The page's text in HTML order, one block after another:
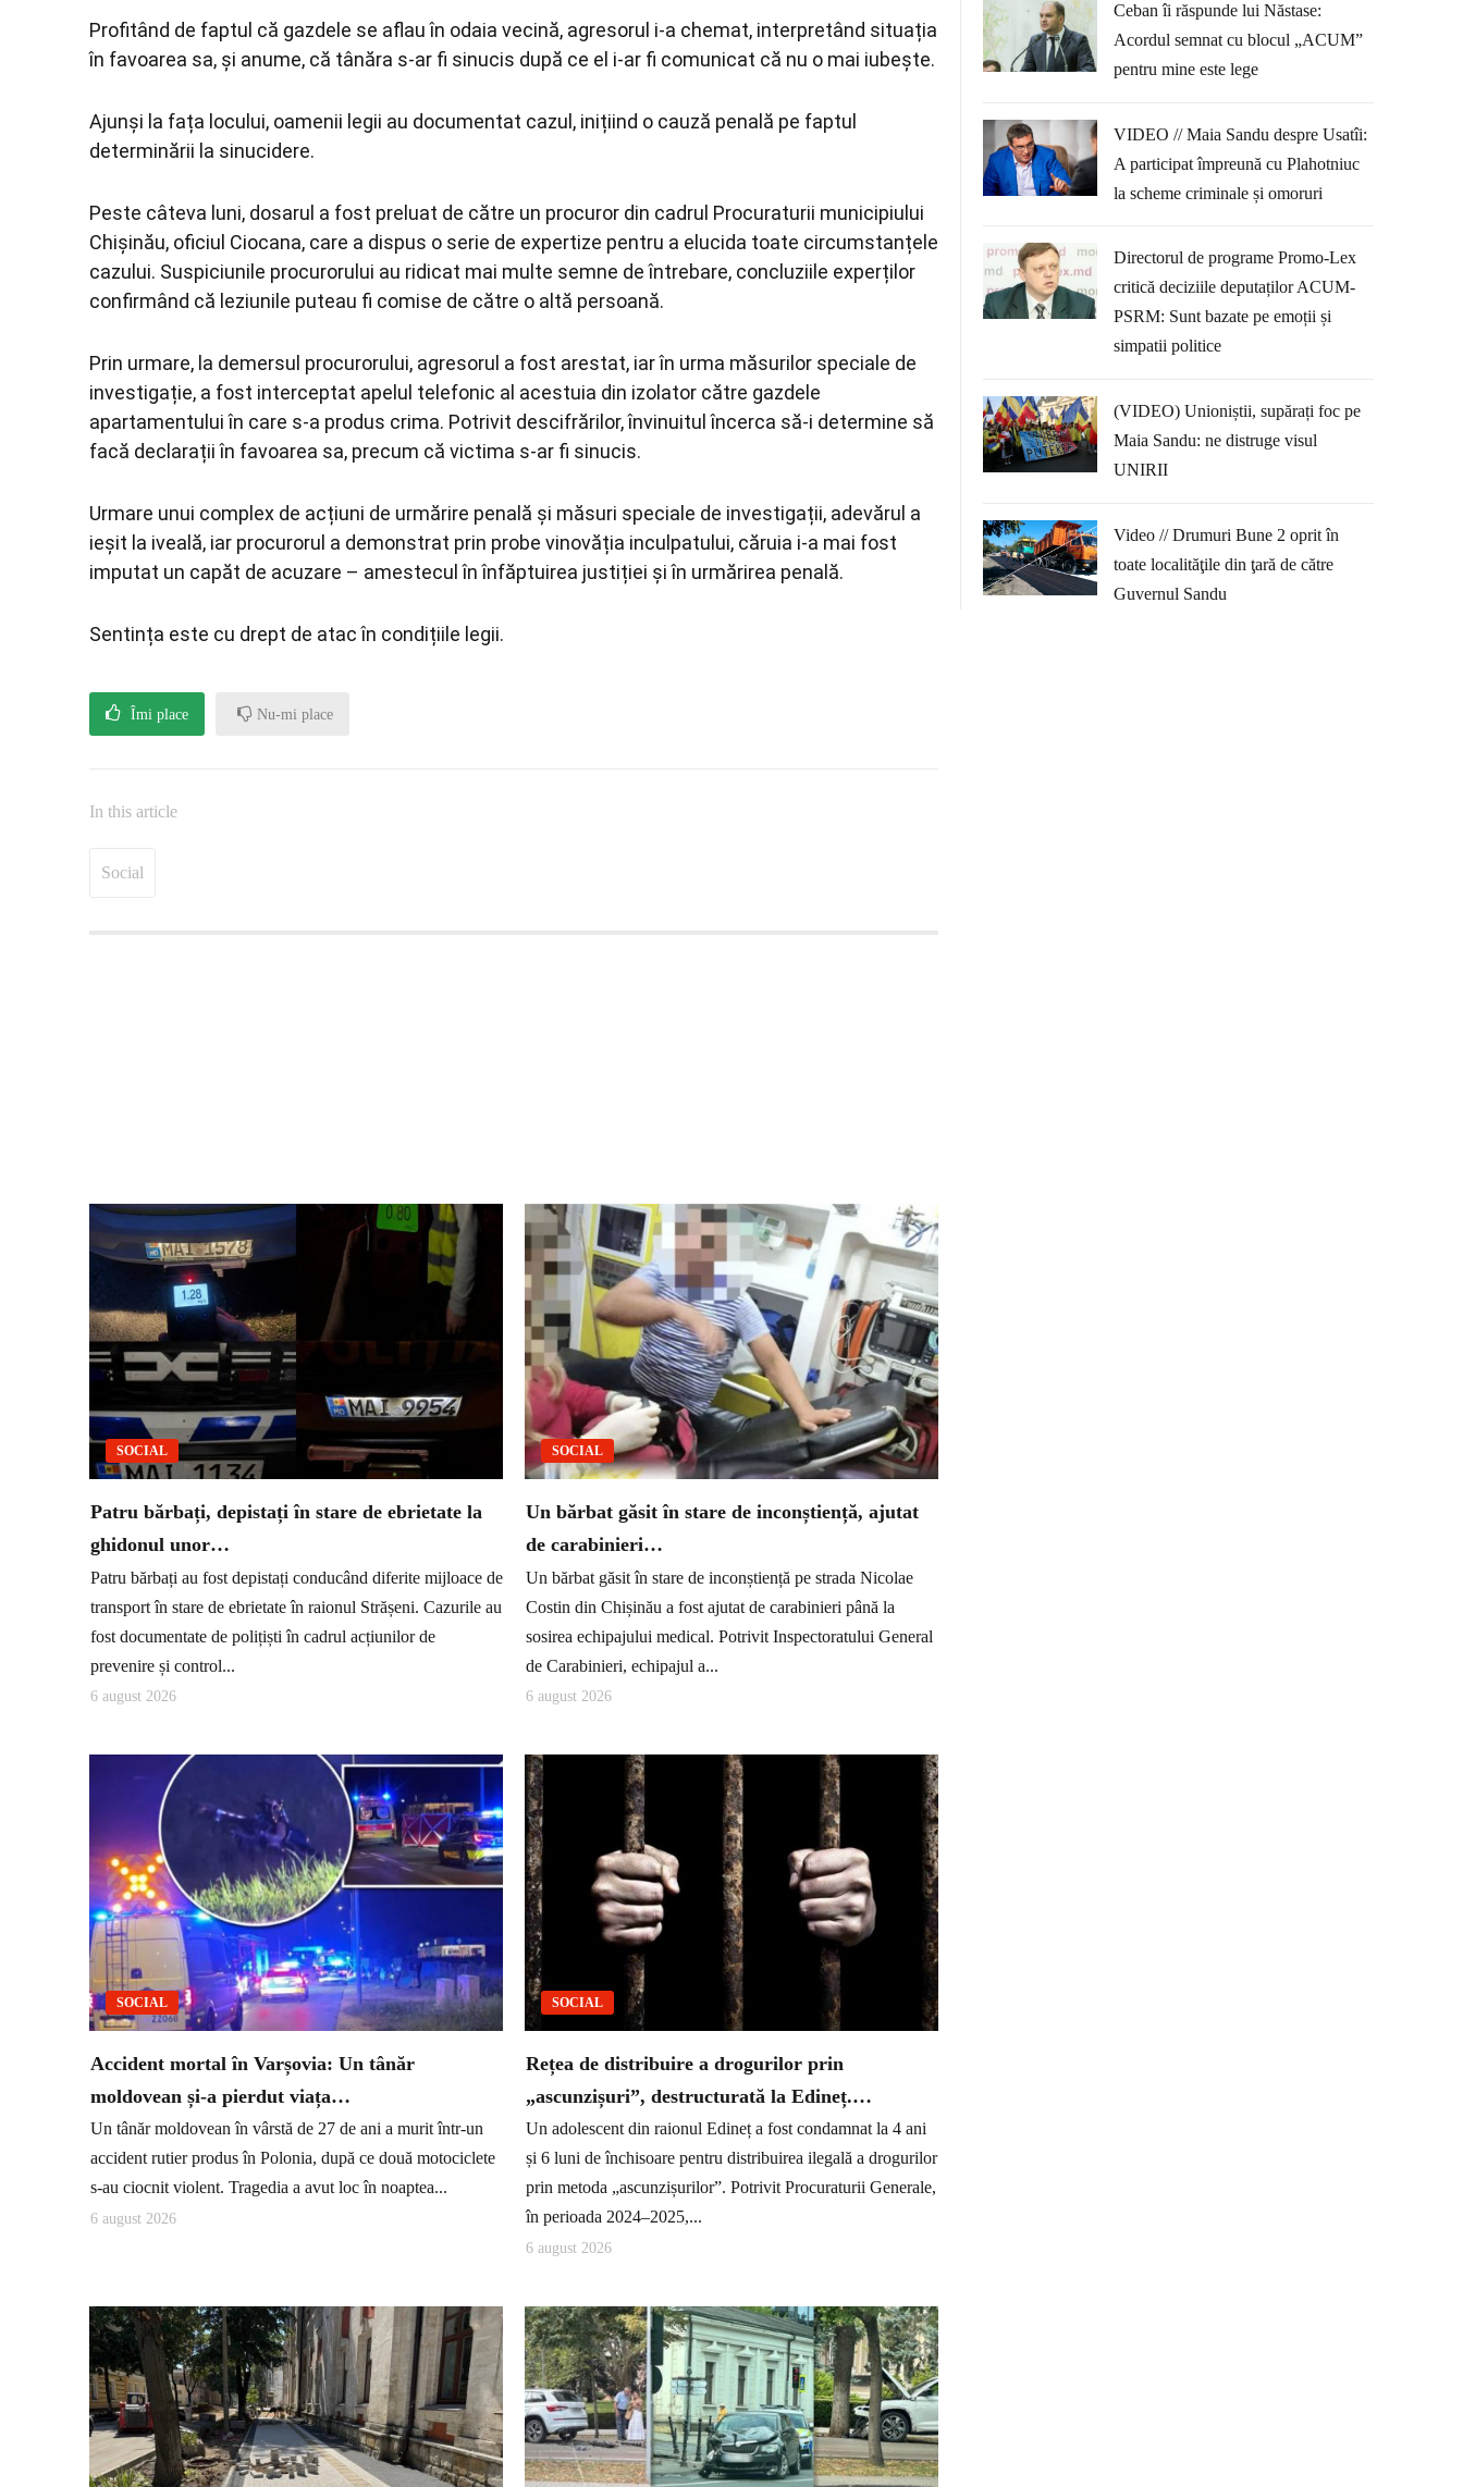
Profitând de faptul că gazdele se aflau în odaia vecină, agresorul i-a chemat, interpretând situația
în favoarea sa, și anume, că tânăra s-ar fi sinucis după ce el i-ar fi comunicat că nu o mai iubește.
Ajunși la fața locului, oamenii legii au documentat cazul, inițiind o cauză penală pe faptul
determinării la sinucidere.
Peste câteva luni, dosarul a fost preluat de către un procuror din cadrul Procuraturii municipiului
Chișinău, oficiul Ciocana, care a dispus o serie de expertize pentru a elucida toate circumstanțele
cazului. Suspiciunile procurorului au ridicat mai multe semne de întrebare, concluziile experților
confirmând că leziunile puteau fi comise de către o altă persoană.
Prin urmare, la demersul procurorului, agresorul a fost arestat, iar în urma măsurilor speciale de
investigație, a fost interceptat apelul telefonic al acestuia din izolator către gazdele
apartamentului în care s-a produs crima. Potrivit descifrărilor, învinuitul încerca să-i determine să
facă declarații în favoarea sa, precum că victima s-ar fi sinucis.
Urmare unui complex de acțiuni de urmărire penală și măsuri speciale de investigații, adevărul a
ieșit la iveală, iar procurorul a demonstrat prin probe vinovăția inculpatului, căruia i-a mai fost
imputat un capăt de acuzare – amestecul în înfăptuirea justiției și în urmărirea penală.
Sentința este cu drept de atac în condițiile legii.
Îmi place Nu-mi place
In this article
Social
SOCIAL
Patru bărbați, depistați în stare de ebrietate la
ghidonul unor…
Patru bărbați au fost depistați conducând diferite mijloace de
transport în stare de ebrietate în raionul Strășeni. Cazurile au
fost documentate de polițiști în cadrul acțiunilor de
prevenire și control...
6 august 2026
SOCIAL
Un bărbat găsit în stare de inconștiență, ajutat
de carabinieri…
Un bărbat găsit în stare de inconștiență pe strada Nicolae
Costin din Chișinău a fost ajutat de carabinieri până la
sosirea echipajului medical. Potrivit Inspectoratului General
de Carabinieri, echipajul a...
6 august 2026
SOCIAL
Accident mortal în Varșovia: Un tânăr
moldovean și-a pierdut viața…
Un tânăr moldovean în vârstă de 27 de ani a murit într-un
accident rutier produs în Polonia, după ce două motociclete
s-au ciocnit violent. Tragedia a avut loc în noaptea...
6 august 2026
SOCIAL
Rețea de distribuire a drogurilor prin
„ascunzișuri”, destructurată la Edineț.…
Un adolescent din raionul Edineț a fost condamnat la 4 ani
și 6 luni de închisoare pentru distribuirea ilegală a drogurilor
prin metoda „ascunzișurilor”. Potrivit Procuraturii Generale,
în perioada 2024–2025,...
6 august 2026
Ceban îi răspunde lui Năstase:
Acordul semnat cu blocul „ACUM”
pentru mine este lege
VIDEO // Maia Sandu despre Usatîi:
A participat împreună cu Plahotniuc
la scheme criminale și omoruri
Directorul de programe Promo-Lex
critică deciziile deputaților ACUM-
PSRM: Sunt bazate pe emoții și
simpatii politice
(VIDEO) Unioniștii, supărați foc pe
Maia Sandu: ne distruge visul
UNIRII
Video // Drumuri Bune 2 oprit în
toate localităţile din ţară de către
Guvernul Sandu